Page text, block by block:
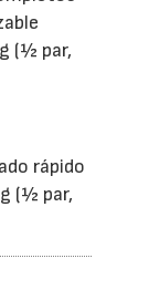
(½ par,
rápido
(½ par,